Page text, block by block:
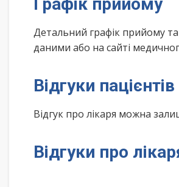
Детальний графік прийому
даними або на сайті
Відгуки
Відгук про лікаря можна
Відгуки про